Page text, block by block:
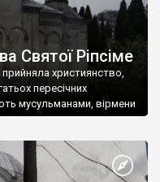
Святої Ріпсіме
християнство,
пересічних
мусульманами, вірмени